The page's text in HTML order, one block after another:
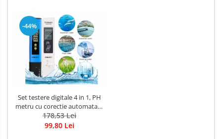
-44%
Set testere digitale 4 in 1, PH
metru cu corectie automata si
TDS & EC, pentru masurarea
PH-ului si calitatii apei
178,53 Lei
99,80 Lei